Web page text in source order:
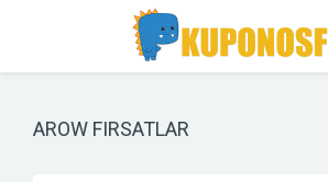
navigation
AROW FIRSATLAR